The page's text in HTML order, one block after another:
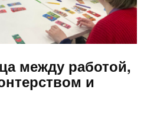
между работой,
и